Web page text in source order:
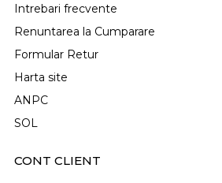
Intrebari frecvente
Renuntarea la Cumparare
Formular Retur
Harta site
ANPC
SOL
CONT CLIENT